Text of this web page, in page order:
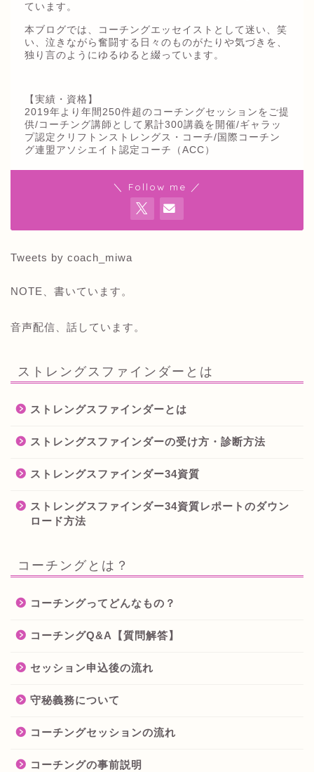
ています。
本ブログでは、コーチングエッセイストとして迷い、笑
い、泣きながら奮闘する日々のものがたりや気づきを、
独り言のようにゆるゆると綴っています。
【実績・資格】
2019年より年間250件超のコーチングセッションをご提
供/コーチング講師として累計300講義を開催/ギャラッ
プ認定クリフトンストレングス・コーチ/国際コーチン
グ連盟アソシエイト認定コーチ（ACC）
＼ Follow me ／
Tweets by coach_miwa
NOTE、書いています。
音声配信、話しています。
ストレングスファインダーとは
ストレングスファインダーとは
ストレングスファインダーの受け方・診断方法
ストレングスファインダー34資質
ストレングスファインダー34資質レポートのダウン
ロード方法
コーチングとは？
コーチングってどんなもの？
コーチングQ&A【質問解答】
セッション申込後の流れ
守秘義務について
コーチングセッションの流れ
コーチングの事前説明